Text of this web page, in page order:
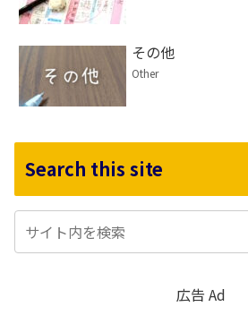
その他
Other
Search this site
広告 Ad